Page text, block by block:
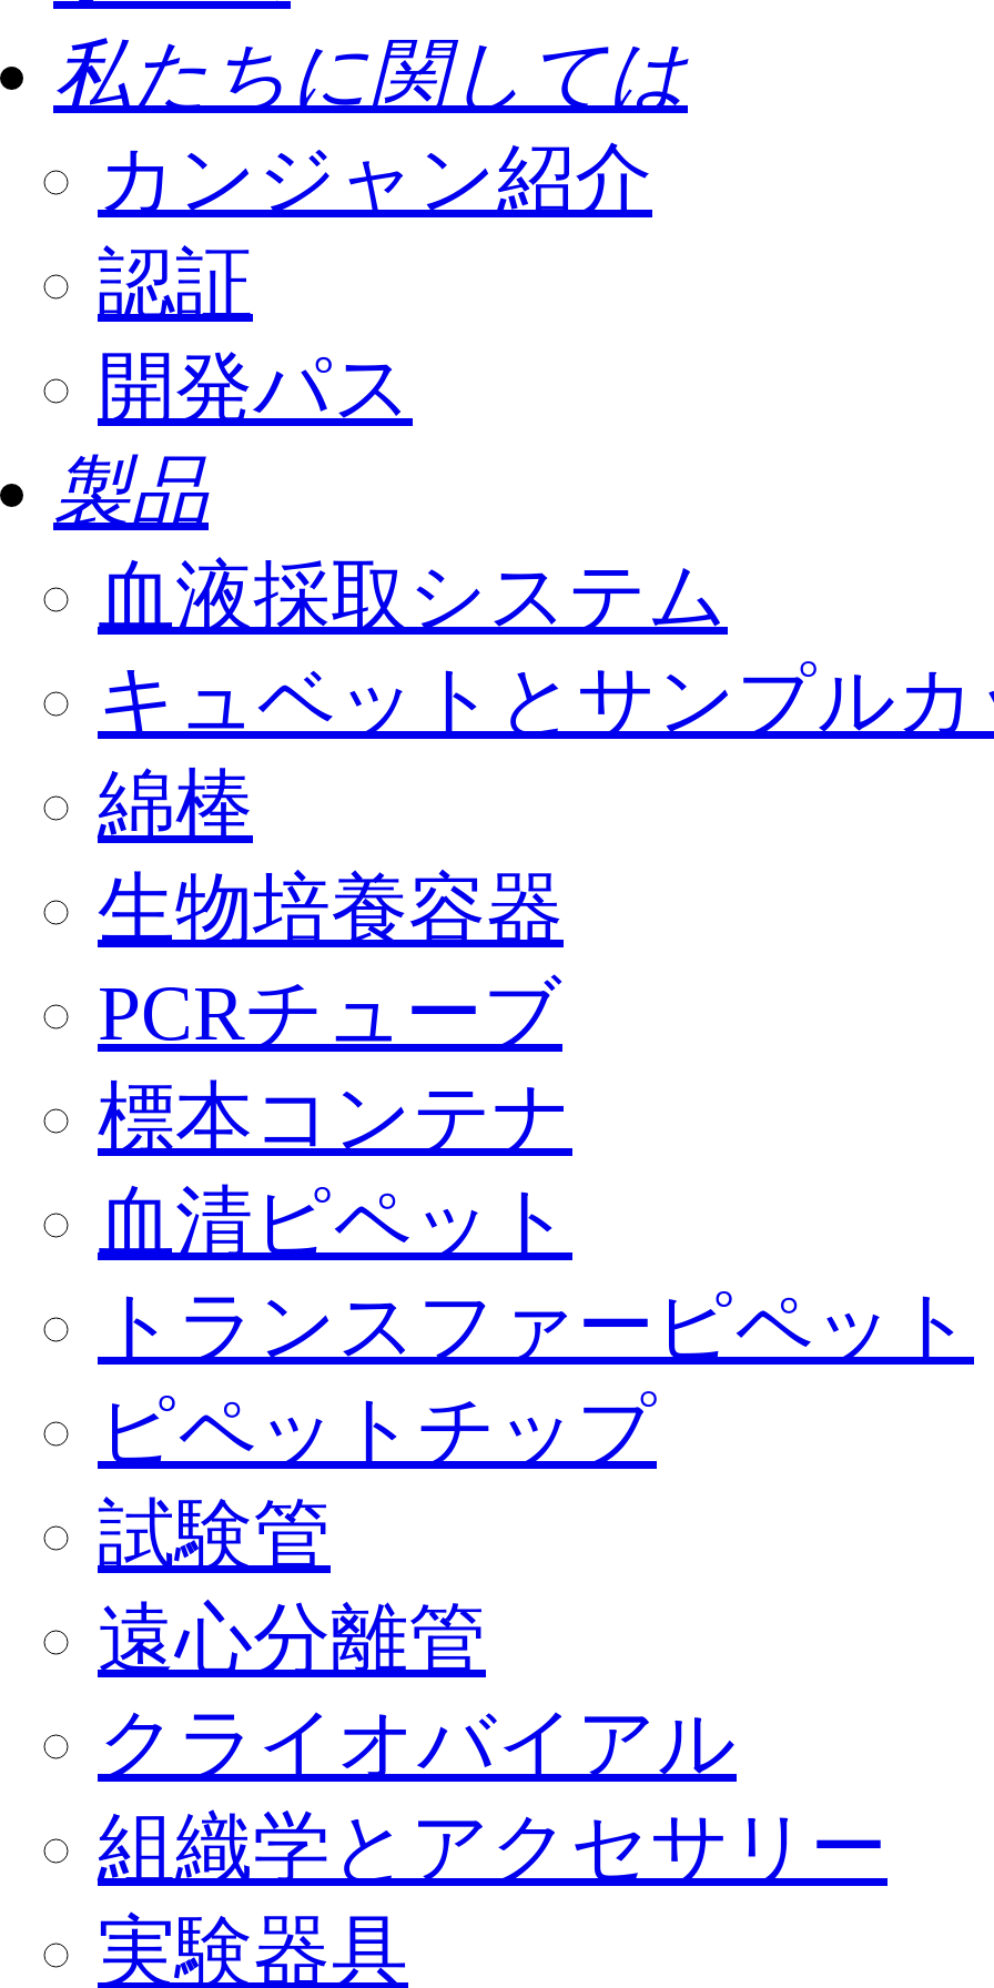
私たちに関しては
カンジャン紹介
認証
開発パス
製品
血液採取システム
キュベットとサンプル
綿棒
生物培養容器
PCRチューブ
標本コンテナ
血清ピペット
トランスファーピペット
ピペットチップ
試験管
遠心分離管
クライオバイアル
組織学とアクセサリー
実験器具